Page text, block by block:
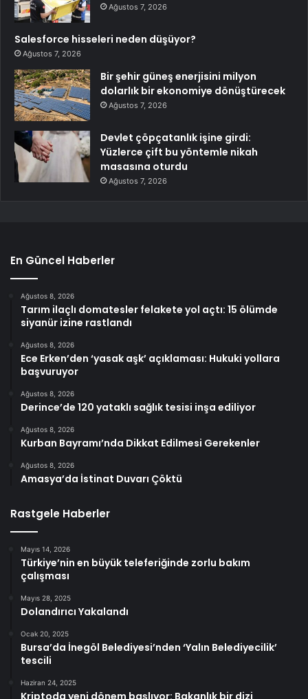
Ağustos 7, 2026
Salesforce hisseleri neden düşüyor?
Ağustos 7, 2026
Bir şehir güneş enerjisini milyon
dolarlık bir ekonomiye dönüştürecek
Ağustos 7, 2026
Devlet çöpçatanlık işine girdi:
Yüzlerce çift bu yöntemle nikah
masasına oturdu
Ağustos 7, 2026
En Güncel Haberler
Ağustos 8, 2026
Tarım ilaçlı domatesler felakete yol açtı: 15 ölümde
siyanür izine rastlandı
Ağustos 8, 2026
Ece Erken’den ‘yasak aşk’ açıklaması: Hukuki yollara
başvuruyor
Ağustos 8, 2026
Derince’de 120 yataklı sağlık tesisi inşa ediliyor
Ağustos 8, 2026
Kurban Bayramı’nda Dikkat Edilmesi Gerekenler
Ağustos 8, 2026
Amasya’da İstinat Duvarı Çöktü
Rastgele Haberler
Mayıs 14, 2026
Türkiye’nin en büyük teleferiğinde zorlu bakım
çalışması
Mayıs 28, 2025
Dolandırıcı Yakalandı
Ocak 20, 2025
Bursa’da İnegöl Belediyesi’nden ‘Yalın Belediyecilik’
tescili
Haziran 24, 2025
Kriptoda yeni dönem başlıyor: Bakanlık bir dizi